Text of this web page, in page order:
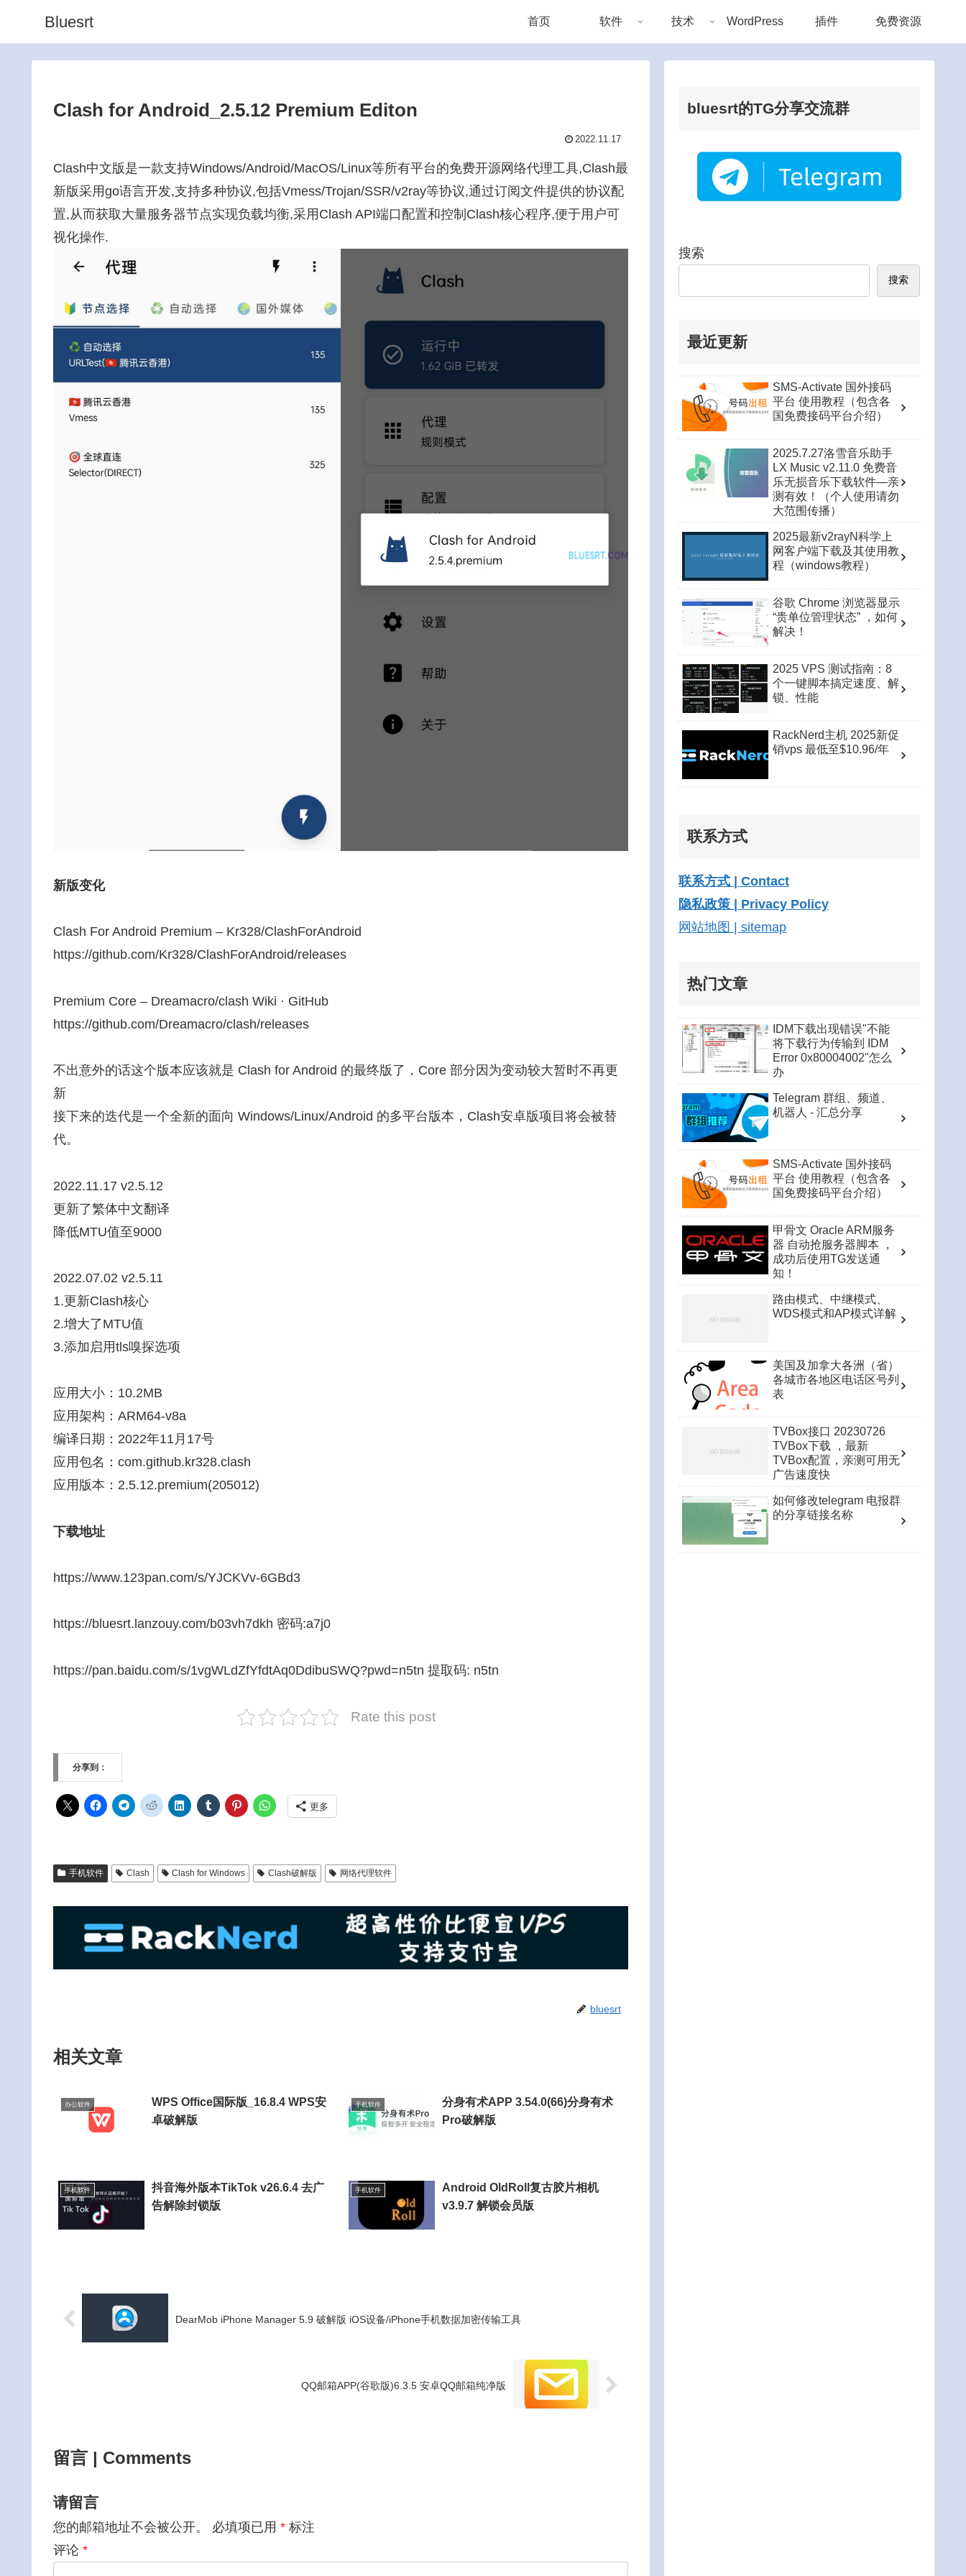
Bluesrt 首页 软件 技术 WordPress 插件 免费资源
Clash for Android_2.5.12 Premium Editon
2022.11.17
Clash中文版是一款支持Windows/Android/MacOS/Linux等所有平台的免费开源网络代理工具,Clash最
新版采用go语言开发,支持多种协议,包括Vmess/Trojan/SSR/v2ray等协议,通过订阅文件提供的协议配
置,从而获取大量服务器节点实现负载均衡,采用Clash API端口配置和控制Clash核心程序,便于用户可
视化操作.
新版变化
Clash For Android Premium – Kr328/ClashForAndroid
https://github.com/Kr328/ClashForAndroid/releases
Premium Core – Dreamacro/clash Wiki · GitHub
https://github.com/Dreamacro/clash/releases
不出意外的话这个版本应该就是 Clash for Android 的最终版了，Core 部分因为变动较大暂时不再更
新
接下来的迭代是一个全新的面向 Windows/Linux/Android 的多平台版本，Clash安卓版项目将会被替
代。
2022.11.17 v2.5.12
更新了繁体中文翻译
降低MTU值至9000
2022.07.02 v2.5.11
1.更新Clash核心
2.增大了MTU值
3.添加启用tls嗅探选项
应用大小：10.2MB
应用架构：ARM64-v8a
编译日期：2022年11月17号
应用包名：com.github.kr328.clash
应用版本：2.5.12.premium(205012)
下载地址
https://www.123pan.com/s/YJCKVv-6GBd3
https://bluesrt.lanzouy.com/b03vh7dkh 密码:a7j0
https://pan.baidu.com/s/1vgWLdZfYfdtAq0DdibuSWQ?pwd=n5tn 提取码: n5tn
Rate this post
分享到：
更多
手机软件 Clash Clash for Windows Clash破解版 网络代理软件
bluesrt
相关文章
办公软件
WPS Office国际版_16.8.4 WPS安
卓破解版
手机软件
分身有术APP 3.54.0(66)分身有术
Pro破解版
手机软件
抖音海外版本TikTok v26.6.4 去广
告解除封锁版
手机软件
Android OldRoll复古胶片相机
v3.9.7 解锁会员版
DearMob iPhone Manager 5.9 破解版 iOS设备/iPhone手机数据加密传输工具
QQ邮箱APP(谷歌版)6.3.5 安卓QQ邮箱纯净版
留言 | Comments
请留言
您的邮箱地址不会被公开。 必填项已用 * 标注
评论 *
bluesrt的TG分享交流群
搜索
搜索
最近更新
SMS-Activate 国外接码
平台 使用教程（包含各
国免费接码平台介绍）
2025.7.27洛雪音乐助手
LX Music v2.11.0 免费音
乐无损音乐下载软件—亲
测有效！（个人使用请勿
大范围传播）
2025最新v2rayN科学上
网客户端下载及其使用教
程（windows教程）
谷歌 Chrome 浏览器显示
“贵单位管理状态” ，如何
解决！
2025 VPS 测试指南：8
个一键脚本搞定速度、解
锁、性能
RackNerd主机 2025新促
销vps 最低至$10.96/年
联系方式
联系方式 | Contact
隐私政策 | Privacy Policy
网站地图 | sitemap
热门文章
IDM下载出现错误"不能
将下载行为传输到 IDM
Error 0x80004002"怎么
办
Telegram 群组、频道、
机器人 - 汇总分享
SMS-Activate 国外接码
平台 使用教程（包含各
国免费接码平台介绍）
甲骨文 Oracle ARM服务
器 自动抢服务器脚本 ，
成功后使用TG发送通
知！
路由模式、中继模式、
WDS模式和AP模式详解
美国及加拿大各洲（省）
各城市各地区电话区号列
表
TVBox接口 20230726
TVBox下载 ，最新
TVBox配置，亲测可用无
广告速度快
如何修改telegram 电报群
的分享链接名称